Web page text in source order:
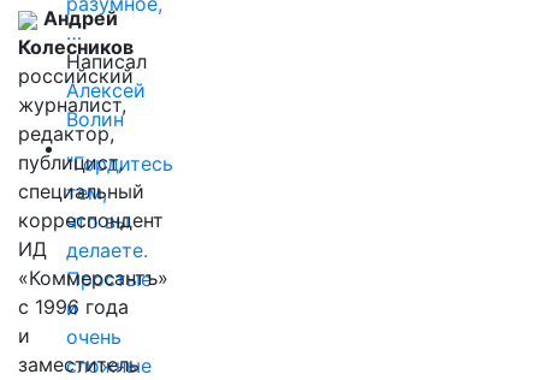
…
Написал
Алексей
Волин
"Гордитесь
тем,
что вы
делаете.
Простые
и
очень
сложные
Андрей
Колесников
российский
журналист,
редактор,
публицист,
специальный
корреспондент
ИД
«Коммерсантъ»
с 1996 года
и
заместитель